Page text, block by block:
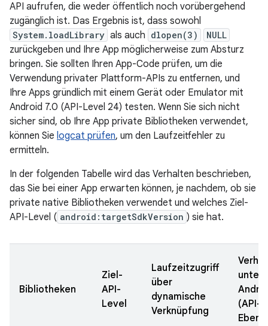
API aufrufen, die weder öffentlich noch vorübergehend
zugänglich ist. Das Ergebnis ist, dass sowohl
System.loadLibrary als auch dlopen(3) NULL
zurückgeben und Ihre App möglicherweise zum Absturz
bringen. Sie sollten Ihren App-Code prüfen, um die
Verwendung privater Plattform-APIs zu entfernen, und
Ihre Apps gründlich mit einem Gerät oder Emulator mit
Android 7.0 (API-Level 24) testen. Wenn Sie sich nicht
sicher sind, ob Ihre App private Bibliotheken verwendet,
können Sie logcat prüfen, um den Laufzeitfehler zu
ermitteln.
In der folgenden Tabelle wird das Verhalten beschrieben,
das Sie bei einer App erwarten können, je nachdem, ob sie
private native Bibliotheken verwendet und welches Ziel-
API-Level ( android:targetSdkVersion ) sie hat.
Bibliotheken
Ziel-
API-
Level
Laufzeitzugriff
über
dynamische
Verknüpfung
unter
(API-